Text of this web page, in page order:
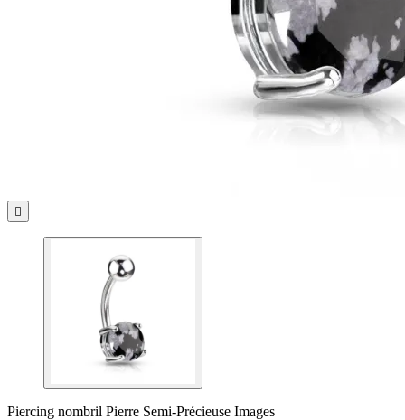

Piercing nombril Pierre Semi-Précieuse Images